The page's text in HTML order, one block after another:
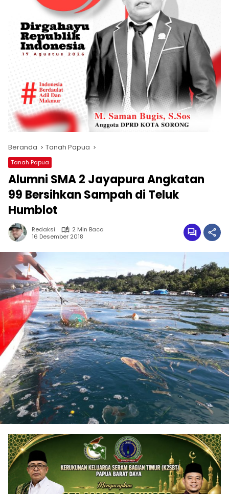
Beranda Tanah Papua
Tanah Papua
Alumni SMA 2 Jayapura Angkatan
99 Bersihkan Sampah di Teluk
Humblot
Redaksi
2 Min Baca
16 Desember 2018